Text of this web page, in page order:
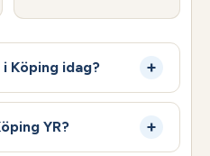
Köping idag?
YR?